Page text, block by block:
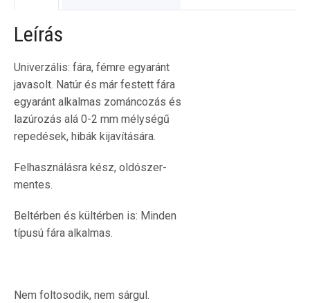
Leírás
Univerzális: fára, fémre egyaránt
javasolt. Natúr és már festett fára
egyaránt alkalmas zománcozás és
lazúrozás alá 0-2 mm mélységű
repedések, hibák kijavítására.
Felhasználásra kész, oldószer-
mentes.
Beltérben és kültérben is: Minden
típusú fára alkalmas.
Nem foltosodik, nem sárgul.